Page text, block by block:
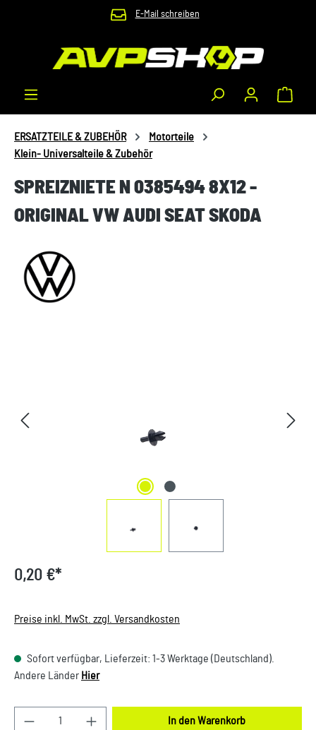
Zum Hauptinhalt springen E-Mail schreiben
ERSATZTEILE & ZUBEHÖR
Motorteile
Klein- Universalteile & Zubehör
SPREIZNIETE N 0385494 8X12 -
ORIGINAL VW AUDI SEAT SKODA
0,20 €*
Preise inkl. MwSt. zzgl. Versandkosten
Sofort verfügbar, Lieferzeit: 1-3 Werktage (Deutschland).
Andere Länder Hier
Produkt Anzahl: Gib den gewünschten Wert ein
In den Warenkorb